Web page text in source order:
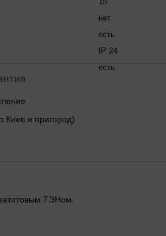
нет
есть
IP 24
есть
Киев и пригород)
ТЭНом.